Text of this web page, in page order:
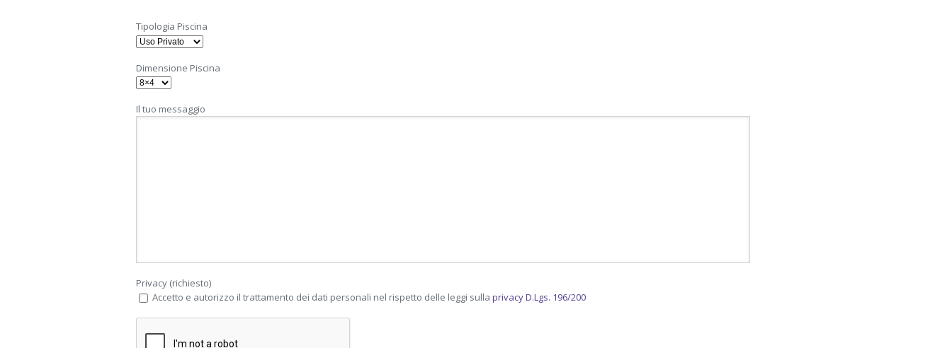
Tipologia Piscina
Dimensione Piscina
Il tuo messaggio
Privacy (richiesto)
Accetto e autorizzo il trattamento dei dati personali nel rispetto delle leggi sulla privacy D.Lgs. 196/200